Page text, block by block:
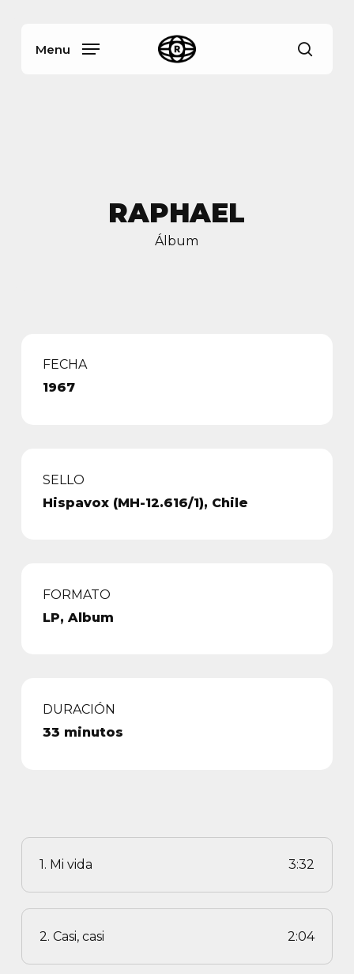
Menu
RAPHAEL
Álbum
FECHA
1967
SELLO
Hispavox (MH-12.616/1), Chile
FORMATO
LP, Album
DURACIÓN
33 minutos
1. Mi vida 3:32
2. Casi, casi 2:04